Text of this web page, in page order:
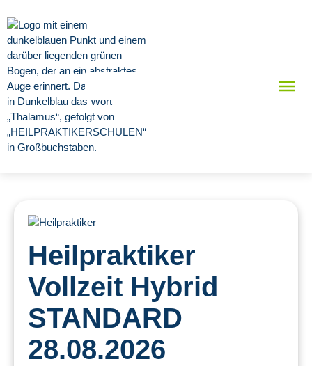
Heilpraktiker
Vollzeit Hybrid
STANDARD
28.08.2026